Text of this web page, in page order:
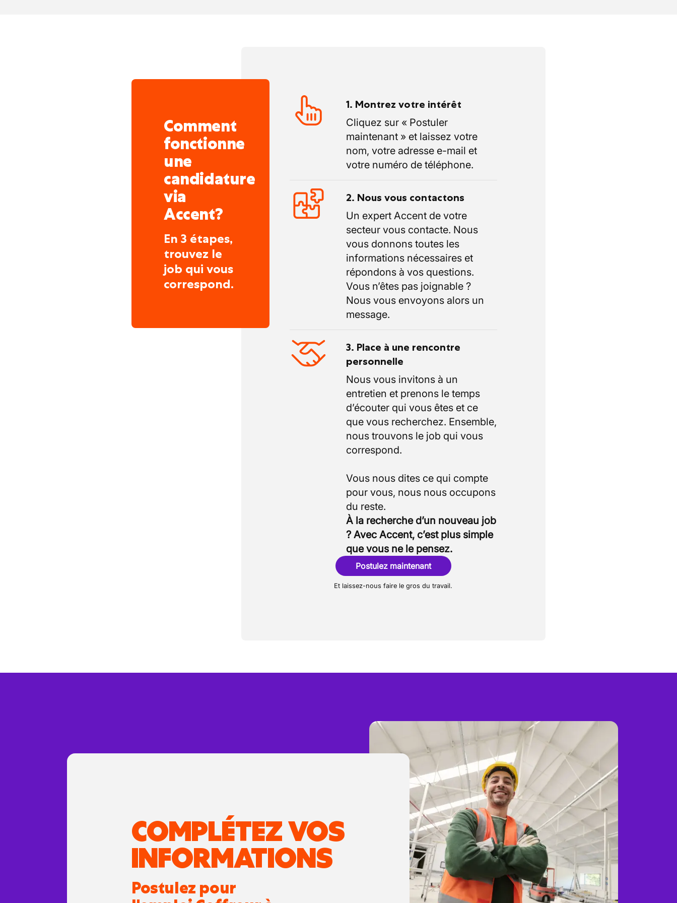
Comment
fonctionne
une
candidature
via
Accent?
En 3 étapes,
trouvez le
job qui vous
correspond.
1. Montrez votre intérêt
Cliquez sur « Postuler
maintenant » et laissez votre
nom, votre adresse e-mail et
votre numéro de téléphone.
2. Nous vous contactons
Un expert Accent de votre
secteur vous contacte. Nous
vous donnons toutes les
informations nécessaires et
répondons à vos questions.
Vous n’êtes pas joignable ?
Nous vous envoyons alors un
message.
3. Place à une rencontre
personnelle
Nous vous invitons à un
entretien et prenons le temps
d’écouter qui vous êtes et ce
que vous recherchez. Ensemble,
nous trouvons le job qui vous
correspond.
Vous nous dites ce qui compte
pour vous, nous nous occupons
À la recherche d’un nouveau job
? Avec Accent, c’est plus simple
que vous ne le pensez.
Postulez maintenant
Et laissez-nous faire le gros du travail.
COMPLÉTEZ VOS
INFORMATIONS
Postulez pour